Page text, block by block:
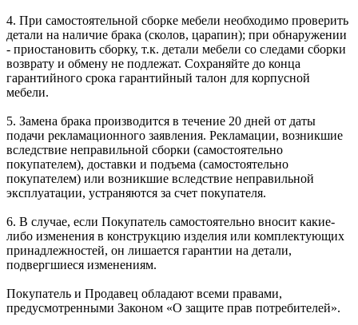
4. При самостоятельной сборке мебели необходимо проверить
детали на наличие брака (сколов, царапин); при обнаружении
- приостановить сборку, т.к. детали мебели со следами сборки
возврату и обмену не подлежат. Сохраняйте до конца
гарантийного срока гарантийный талон для корпусной
мебели.
5. Замена брака производится в течение 20 дней от даты
подачи рекламационного заявления. Рекламации, возникшие
вследствие неправильной сборки (самостоятельно
покупателем), доставки и подъема (самостоятельно
покупателем) или возникшие вследствие неправильной
эксплуатации, устраняются за счет покупателя.
6. В случае, если Покупатель самостоятельно вносит какие-
либо изменения в конструкцию изделия или комплектующих
принадлежностей, он лишается гарантии на детали,
подвергшиеся изменениям.
Покупатель и Продавец обладают всеми правами,
предусмотренными Законом «О защите прав потребителей».